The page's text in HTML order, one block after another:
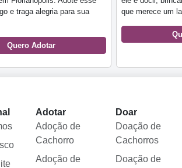
e traga alegria para sua
Quero Adotar
que merece um
Adotar
Adoção de
Cachorro
Adoção de
Doar
Doação de
Cachorros
Doação de